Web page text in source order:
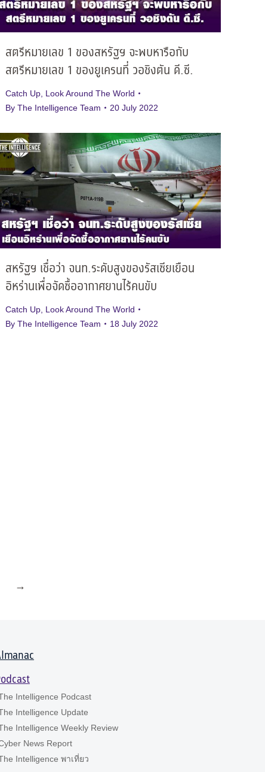
สตรีหมายเลข 1 ของสหรัฐฯ จะพบหารือกับ
สตรีหมายเลข 1 ของยูเครนที่ วอชิงตัน ดี.ซี.
Catch Up Look Around The World
By The Intelligence Team 20 July 2022
สหรัฐฯ เชื่อว่า จนท.ระดับสูงของรัสเซียเยือน
อิหร่านเพื่อจัดซื้ออากาศยานไร้คนขับ
Catch Up Look Around The World
By The Intelligence Team 18 July 2022
→
Intelligence Podcast
Intelligence Update
Intelligence Weekly Review
News Report
Intelligence พาเที่ยว